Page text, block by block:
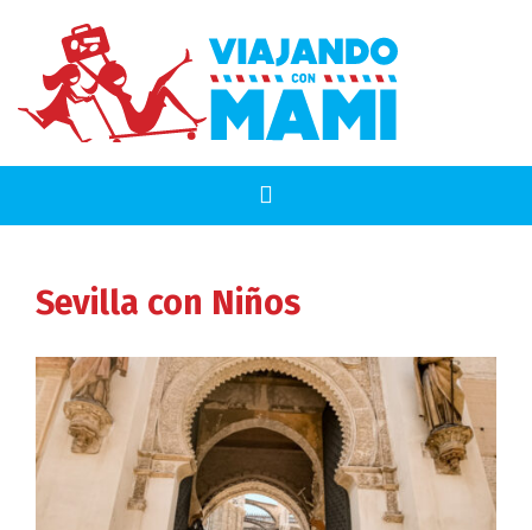
Sevilla con Niños